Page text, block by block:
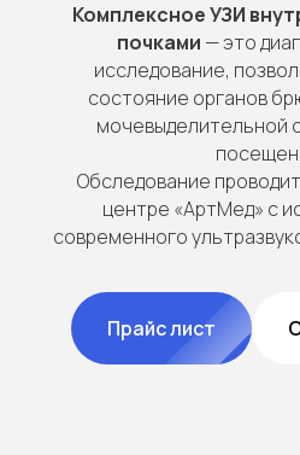
Комплексное УЗИ
почками — это
исследование,
состояние органов
мочевыделительной
Обследование
центре «АртМед» с
современного
Прайс лист